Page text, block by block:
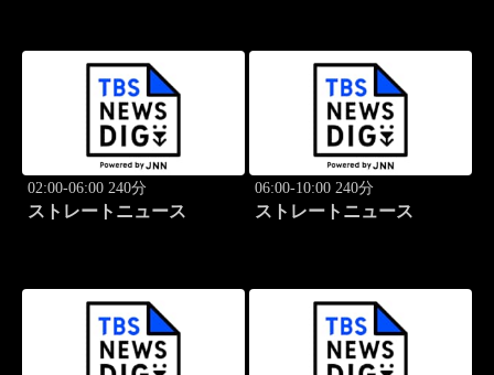
02:00-06:00 240分
ストレートニュース
06:00-10:00 240分
ストレートニュース